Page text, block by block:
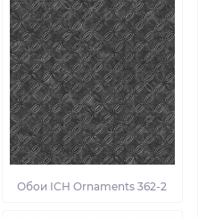
Обои ІСН Ornaments 362-2